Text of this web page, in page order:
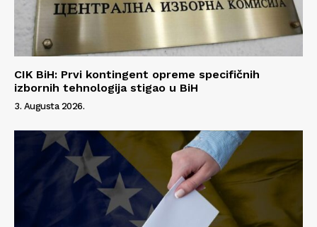
O nama
Kontakt
CIK BiH: Prvi kontingent opreme specifičnih
izbornih tehnologija stigao u BiH
3. Augusta 2026.